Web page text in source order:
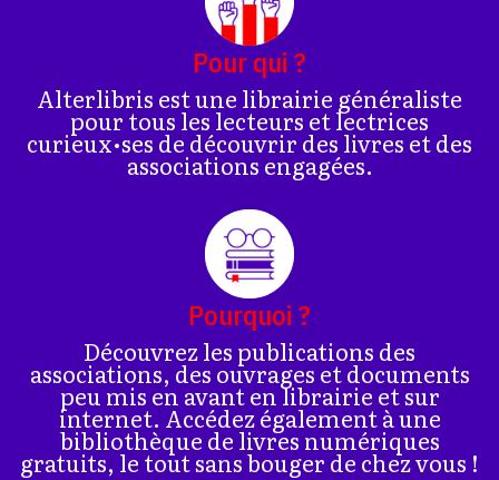
Pour qui ?
Alterlibris est une librairie généraliste
pour tous les lecteurs et lectrices
curieux•ses de découvrir des livres et des
associations engagées.
Pourquoi ?
Découvrez les publications des
associations, des ouvrages et documents
peu mis en avant en librairie et sur
internet. Accédez également à une
bibliothèque de livres numériques
gratuits, le tout sans bouger de chez vous !